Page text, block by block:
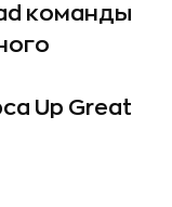
команды
Up Great